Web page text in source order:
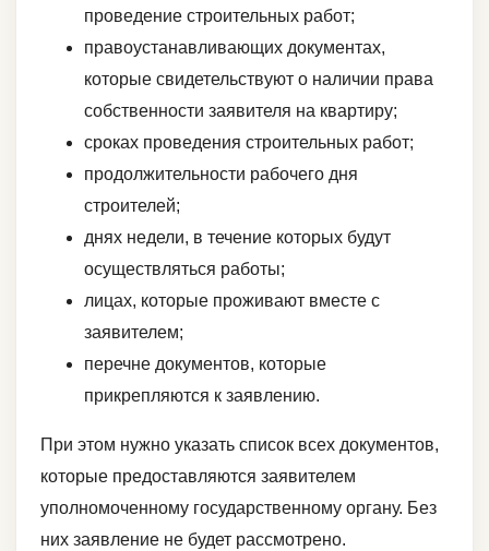
проведение строительных работ;
правоустанавливающих документах,
которые свидетельствуют о наличии права
собственности заявителя на квартиру;
сроках проведения строительных работ;
продолжительности рабочего дня
строителей;
днях недели, в течение которых будут
осуществляться работы;
лицах, которые проживают вместе с
заявителем;
перечне документов, которые
прикрепляются к заявлению.
При этом нужно указать список всех документов,
которые предоставляются заявителем
уполномоченному государственному органу. Без
них заявление не будет рассмотрено.